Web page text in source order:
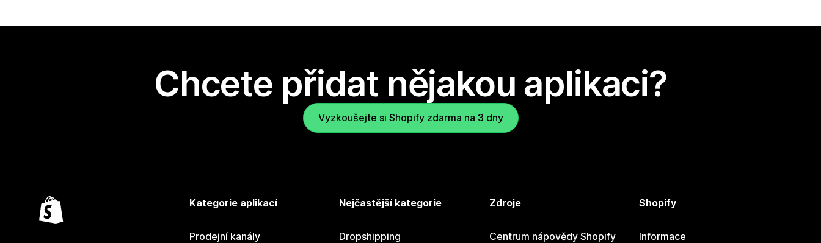
Chcete přidat nějakou aplikaci?
Vyzkoušejte si Shopify zdarma na 3 dny
Kategorie aplikací
Prodejní kanály
Nejčastější kategorie
Dropshipping
Zdroje
Centrum nápovědy Shopify
Shopify
Informace